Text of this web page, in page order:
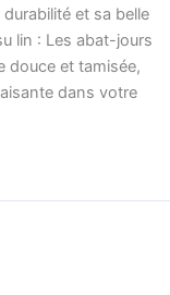
et sa belle
lin : Les abat-jours
douce et tamisée,
dans votre